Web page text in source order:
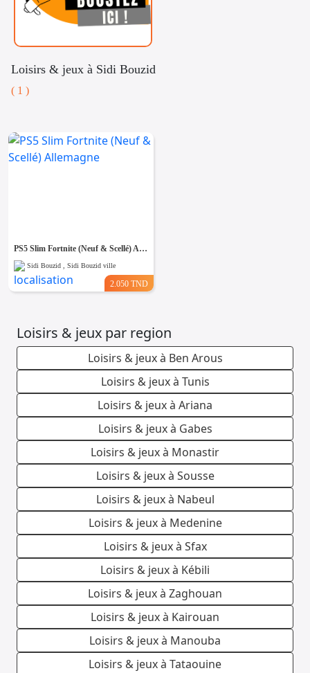
Loisirs & jeux à Sidi Bouzid
( 1 )
PS5 Slim Fortnite (Neuf & Scellé) Allemagne
Sidi Bouzid , Sidi Bouzid ville
2.050 TND
Loisirs & jeux par region
Loisirs & jeux à Ben Arous
Loisirs & jeux à Tunis
Loisirs & jeux à Ariana
Loisirs & jeux à Gabes
Loisirs & jeux à Monastir
Loisirs & jeux à Sousse
Loisirs & jeux à Nabeul
Loisirs & jeux à Medenine
Loisirs & jeux à Sfax
Loisirs & jeux à Kébili
Loisirs & jeux à Zaghouan
Loisirs & jeux à Kairouan
Loisirs & jeux à Manouba
Loisirs & jeux à Tataouine